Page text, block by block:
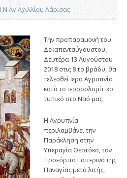
Ι.Ν.Αγ.Αχιλλίου Λάρισας
Την προπαραμονή του
Δεκαπενταύγουστου,
Δευτέρα 13 Αυγούστου
2018 στις 8 το βράδυ, θα
τελεσθεί Ιερά Αγρυπνία
κατά το ιεροσολυμίτικο
τυπικό στο Ναό μας.
Η Αγρυπνία
περιλαμβάνει την
Παράκληση στην
Υπεραγία Θεοτόκο, τον
προεόρτιο Εσπερινό της
Παναγίας μετά λιτής,